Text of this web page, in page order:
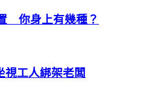
你身上有幾種？
工人綁架老闆